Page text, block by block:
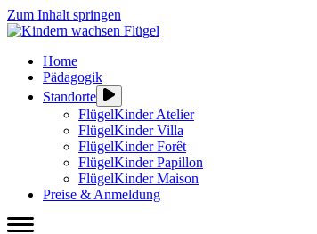
Zum Inhalt springen
Home
Pädagogik
Standorte
FlügelKinder Atelier
FlügelKinder Villa
FlügelKinder Forêt
FlügelKinder Papillon
FlügelKinder Maison
Preise & Anmeldung